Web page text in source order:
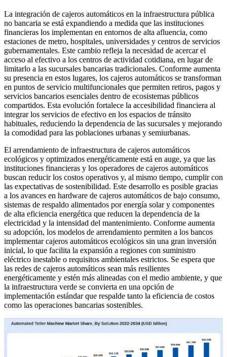
La integración de cajeros automáticos en la infraestructura pública
no bancaria se está expandiendo a medida que las instituciones
financieras los implementan en entornos de alta afluencia, como
estaciones de metro, hospitales, universidades y centros de servicios
gubernamentales. Este cambio refleja la necesidad de acercar el
acceso al efectivo a los centros de actividad cotidiana, en lugar de
limitarlo a las sucursales bancarias tradicionales. Conforme aumenta
su presencia en estos lugares, los cajeros automáticos se transforman
en puntos de servicio multifuncionales que permiten retiros, pagos y
servicios bancarios esenciales dentro de ecosistemas públicos
compartidos. Esta evolución fortalece la accesibilidad financiera al
integrar los servicios de efectivo en los espacios de tránsito
habituales, reduciendo la dependencia de las sucursales y mejorando
la comodidad para las poblaciones urbanas y semiurbanas.
El arrendamiento de infraestructura de cajeros automáticos
ecológicos y optimizados energéticamente está en auge, ya que las
instituciones financieras y los operadores de cajeros automáticos
buscan reducir los costos operativos y, al mismo tiempo, cumplir con
las expectativas de sostenibilidad. Este desarrollo es posible gracias
a los avances en hardware de cajeros automáticos de bajo consumo,
sistemas de respaldo alimentados por energía solar y componentes
de alta eficiencia energética que reducen la dependencia de la
electricidad y la intensidad del mantenimiento. Conforme aumenta
su adopción, los modelos de arrendamiento permiten a los bancos
implementar cajeros automáticos ecológicos sin una gran inversión
inicial, lo que facilita la expansión a regiones con suministro
eléctrico inestable o requisitos ambientales estrictos. Se espera que
las redes de cajeros automáticos sean más resilientes
energéticamente y estén más alineadas con el medio ambiente, y que
la infraestructura verde se convierta en una opción de
implementación estándar que respalde tanto la eficiencia de costos
como las operaciones bancarias sostenibles.